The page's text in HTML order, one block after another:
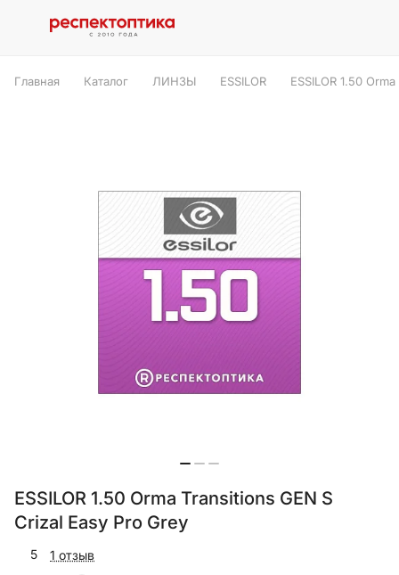
Главная Каталог ЛИНЗЫ ESSILOR ESSILOR 1.50
ESSILOR 1.50 Orma Transitions GEN S
Crizal Easy Pro Grey
5 1 отзыв